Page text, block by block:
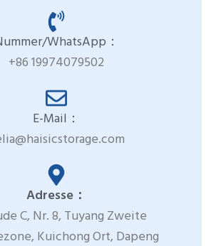
WhatsApp：
+86 19974079502
E-Mail：
Adresse：
C, Nr. 8, Tuyang Zweite
Kuichong Ort, Dapeng